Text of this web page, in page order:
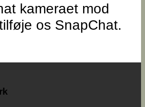
kameraet mod
os SnapChat.